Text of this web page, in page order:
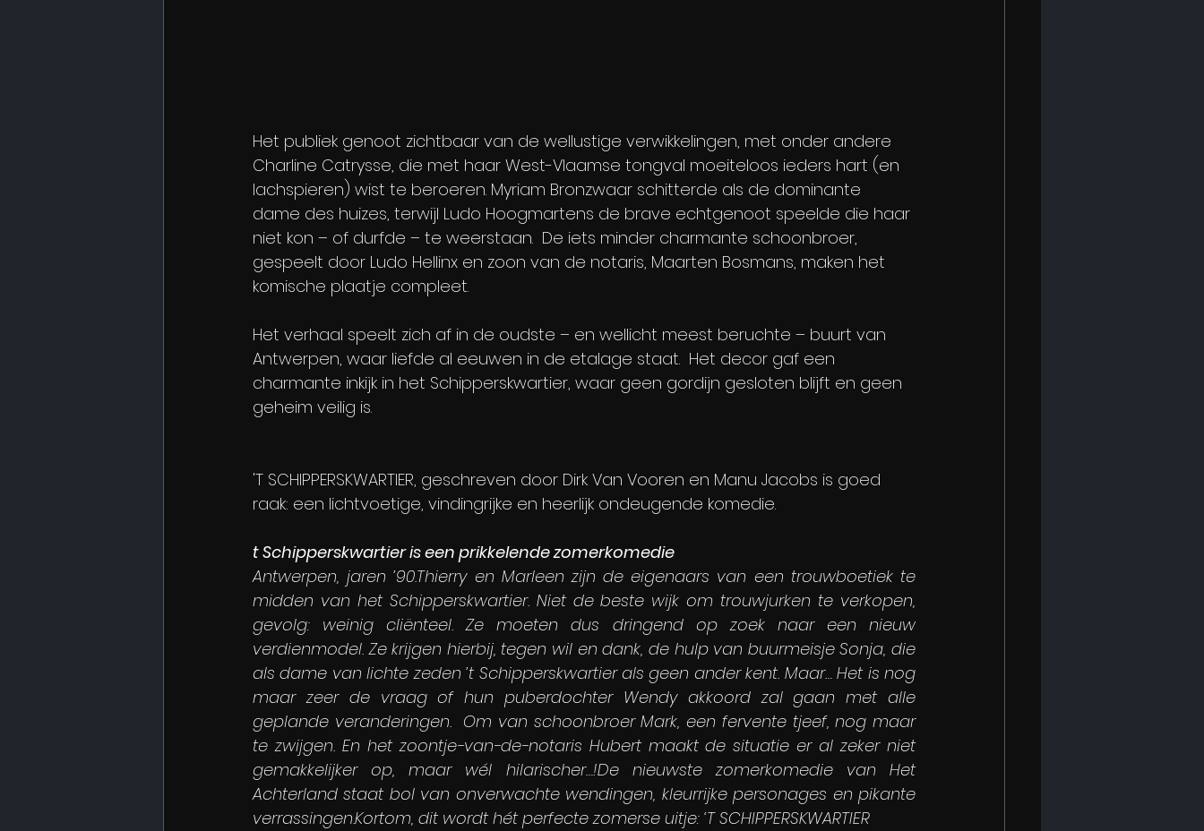
Het publiek genoot zichtbaar van de wellustige verwikkelingen, met onder andere
Charline Catrysse, die met haar West-Vlaamse tongval moeiteloos ieders hart (en
lachspieren) wist te beroeren. Myriam Bronzwaar schitterde als de dominante
dame des huizes, terwijl Ludo Hoogmartens de brave echtgenoot speelde die haar
niet kon – of durfde – te weerstaan.  De iets minder charmante schoonbroer,
gespeelt door Ludo Hellinx en zoon van de notaris, Maarten Bosmans, maken het
komische plaatje compleet.
Het verhaal speelt zich af in de oudste – en wellicht meest beruchte – buurt van
Antwerpen, waar liefde al eeuwen in de etalage staat.  Het decor gaf een
charmante inkijk in het Schipperskwartier, waar geen gordijn gesloten blijft en geen
geheim veilig is.
'T SCHIPPERSKWARTIER, geschreven door Dirk Van Vooren en Manu Jacobs is goed
raak: een lichtvoetige, vindingrijke en heerlijk ondeugende komedie.
t Schipperskwartier is een prikkelende zomerkomedie
Antwerpen, jaren ’90.Thierry en Marleen zijn de eigenaars van een trouwboetiek te
midden van het Schipperskwartier. Niet de beste wijk om trouwjurken te verkopen,
gevolg: weinig cliënteel. Ze moeten dus dringend op zoek naar een nieuw
verdienmodel. Ze krijgen hierbij, tegen wil en dank, de hulp van buurmeisje Sonja, die
als dame van lichte zeden ’t Schipperskwartier als geen ander kent. Maar… Het is nog
maar zeer de vraag of hun puberdochter Wendy akkoord zal gaan met alle
geplande veranderingen.  Om van schoonbroer Mark, een fervente tjeef, nog maar
te zwijgen. En het zoontje-van-de-notaris Hubert maakt de situatie er al zeker niet
gemakkelijker op, maar wél hilarischer…!De nieuwste zomerkomedie van Het
Achterland staat bol van onverwachte wendingen, kleurrijke personages en pikante
verrassingen.Kortom, dit wordt hét perfecte zomerse uitje: ‘T SCHIPPERSKWARTIER